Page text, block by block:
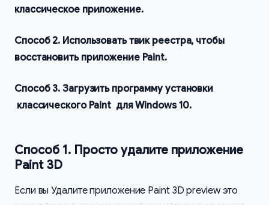
классическое приложение.
Способ 2. Использовать твик реестра, чтобы
восстановить приложение Paint.
Способ 3. Загрузить программу установки
классического Paint для Windows 10.
Способ 1. Просто удалите приложение
Paint 3D
Если вы Удалите приложение Paint 3D preview это